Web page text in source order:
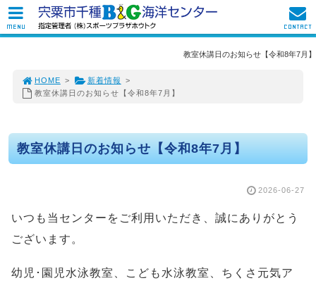
教室休講日のお知らせ【令和8年7月】
HOME > 新着情報
>
教室休講日のお知らせ【令和8年7月】
教室休講日のお知らせ【令和8年7月】
2026-06-27
いつも当センターをご利用いただき、誠にありがとう
ございます。
幼児･園児水泳教室、こども水泳教室、ちくさ元気ア
MENU CONTACT